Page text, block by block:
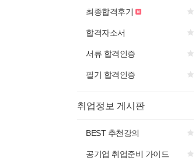
최종합격후기
합격자소서
서류 합격인증
필기 합격인증
취업정보 게시판
BEST 추천강의
공기업 취업준비 가이드